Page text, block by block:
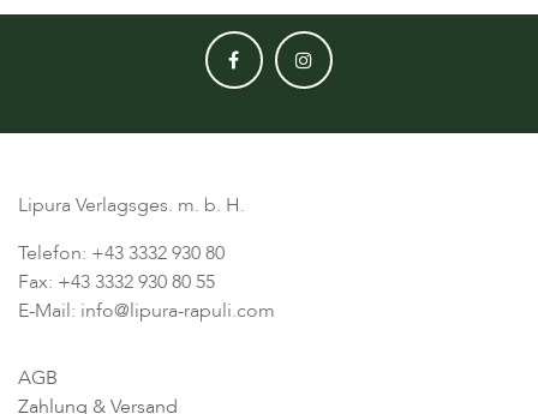
Lipura Verlagsges. m. b. H.
Telefon: +43 3332 930 80
Fax: +43 3332 930 80 55
E-Mail: info@lipura-rapuli.com
AGB
Zahlung & Versand